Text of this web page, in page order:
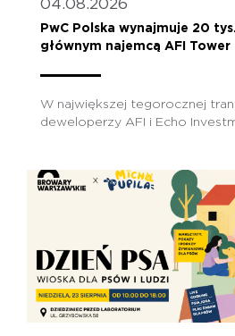
04.08.2026
PwC Polska wynajmuje 20
głównym najemcą AFI Tower
W największej tegorocznej
deweloperzy AFI i Echo